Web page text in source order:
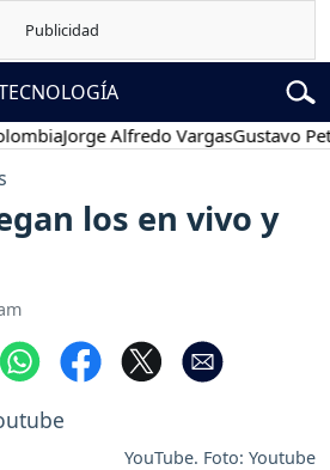
Jorge Alfredo VargasGustavo Petro
los en vivo y
YouTube. Foto: Youtube